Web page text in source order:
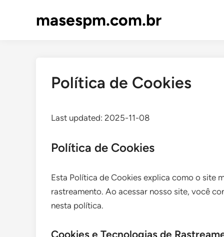
masespm.com.br
Política de Cookies
Last updated: 2025-11-08
Política de Cookies
Esta Política de Cookies explica como o site
rastreamento. Ao acessar nosso site, você
nesta política.
Cookies e Tecnologias de